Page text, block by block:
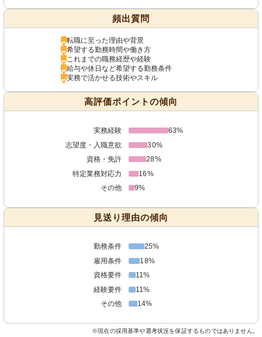
頻出質問
転職に至った理由や背景
希望する勤務時間や働き方
これまでの職務経歴や経験
給与や休日など希望する勤務条件
実務で活かせる技術やスキル
高評価ポイントの傾向
実務経験
63%
志望度・入職意欲
30%
資格・免許
28%
特定業務対応力
16%
その他
9%
見送り理由の傾向
勤務条件
25%
雇用条件
18%
資格要件
11%
経験要件
11%
その他
14%
※現在の採用基準や選考状況を保証するものではありません。